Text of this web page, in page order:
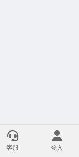
客服 登入